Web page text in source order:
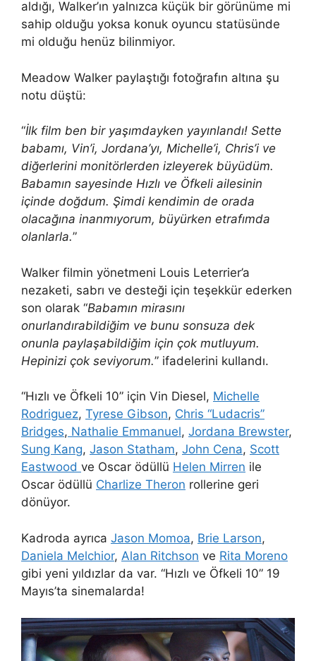
aldığı, Walker’ın yalnızca küçük bir görünüme mi
sahip olduğu yoksa konuk oyuncu statüsünde
mi olduğu henüz bilinmiyor.
Meadow Walker paylaştığı fotoğrafın altına şu
notu düştü:
“İlk film ben bir yaşımdayken yayınlandı! Sette
babamı, Vin’i, Jordana’yı, Michelle’i, Chris’i ve
diğerlerini monitörlerden izleyerek büyüdüm.
Babamın sayesinde Hızlı ve Öfkeli ailesinin
içinde doğdum. Şimdi kendimin de orada
olacağına inanmıyorum, büyürken etrafımda
olanlarla.”
Walker filmin yönetmeni Louis Leterrier’a
nezaketi, sabrı ve desteği için teşekkür ederken
son olarak “Babamın mirasını
onurlandırabildiğim ve bunu sonsuza dek
onunla paylaşabildiğim için çok mutluyum.
Hepinizi çok seviyorum.” ifadelerini kullandı.
“Hızlı ve Öfkeli 10” için Vin Diesel, Michelle
Rodriguez, Tyrese Gibson, Chris “Ludacris”
Bridges, Nathalie Emmanuel, Jordana Brewster,
Sung Kang, Jason Statham, John Cena, Scott
Eastwood ve Oscar ödüllü Helen Mirren ile
Oscar ödüllü Charlize Theron rollerine geri
dönüyor.
Kadroda ayrıca Jason Momoa, Brie Larson,
Daniela Melchior, Alan Ritchson ve Rita Moreno
gibi yeni yıldızlar da var. “Hızlı ve Öfkeli 10” 19
Mayıs’ta sinemalarda!